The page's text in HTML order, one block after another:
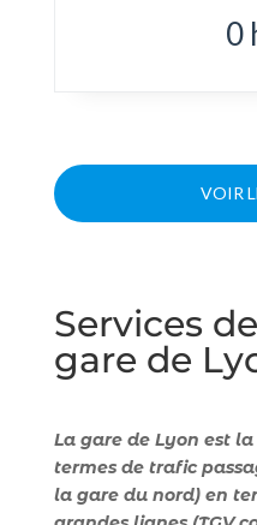
0
VOIR
Services
gare de
La gare de Lyon est
termes de trafic
la gare du nord) en